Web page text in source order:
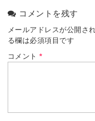
コメントを残す
メールアドレスが公開さ
る欄は必須項目です
コメント*